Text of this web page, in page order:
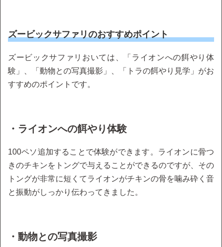
ズービックサファリのおすすめポイント
ズービックサファリおいては、「ライオンへの餌やり体
験」、「動物との写真撮影」、「トラの餌やり見学」がお
すすめのポイントです。
・ライオンへの餌やり体験
100ペソ追加することで体験ができます。ライオンに骨つ
きのチキンをトングで与えることができるのですが、その
トングが非常に短くてライオンがチキンの骨を噛み砕く音
と振動がしっかり伝わってきました。
・動物との写真撮影